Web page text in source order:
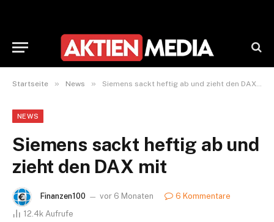
Startseite » News » Siemens sackt heftig ab und zieht den DAX mit
NEWS
Siemens sackt heftig ab und
zieht den DAX mit
Finanzen100 vor 6 Monaten
6 Kommentare
12.4k Aufrufe